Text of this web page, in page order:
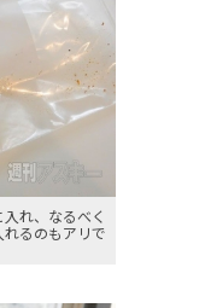
れ、なるべく
るのもアリで